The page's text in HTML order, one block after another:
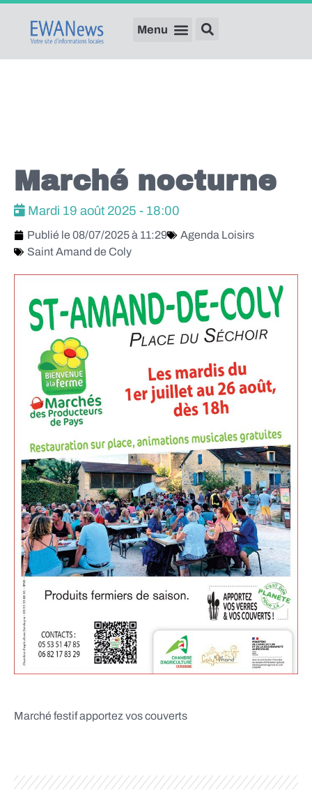
Marché nocturne
Mardi 19 août 2025 - 18:00
Publié le 08/07/2025 à 11:29
Agenda Loisirs
Saint Amand de Coly
Marché festif apportez vos couverts